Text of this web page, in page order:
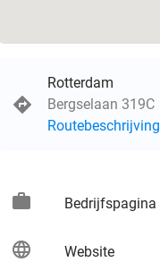
Rotterdam
Bergselaan 319C
Routebeschrijving
work Bedrijfspagina
language Website